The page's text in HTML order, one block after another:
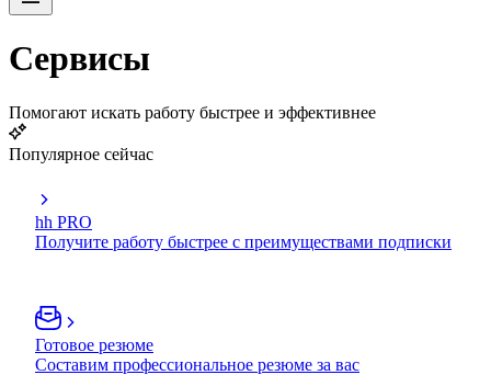
Сервисы
Помогают искать работу быстрее и эффективнее
Популярное сейчас
hh PRO
Получите работу быстрее с преимуществами подписки
Готовое резюме
Составим профессиональное резюме за вас